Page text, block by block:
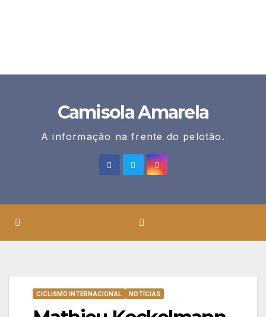
Camisola Amarela
A informação na frente do pelotão.
CICLISMO INTERNACIONAL NOTÍCIAS